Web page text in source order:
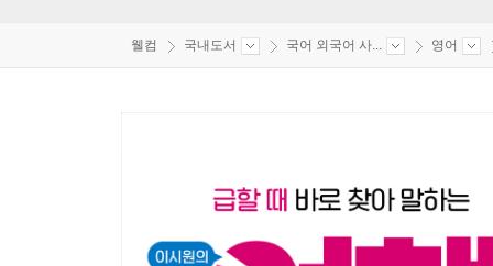
웰컴 국내도서 국어 외국어 사... 영어